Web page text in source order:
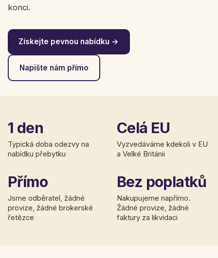
konci.
Získejte pevnou nabídku →
Napište nám přímo
1 den
Typická doba odezvy na
nabídku přebytku
Celá EU
Vyzvedáváme kdekoli v EU
a Velké Británii
Přímo
Jsme odběratel, žádné
provize, žádné brokerské
řetězce
Bez poplatků
Nakupujeme napřímo.
Žádné provize, žádné
faktury za likvidaci